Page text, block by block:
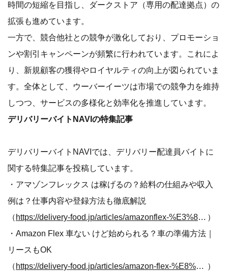
時間の短縮を目指し、ダークストア（専用の配達拠点）の
拡張も進めています。
一方で、競合他社との競争が激化しており、プロモーショ
ンや割引キャンペーンが頻繁に行われています。これによ
り、新規顧客の獲得やロイヤルティの向上が図られていま
す。全体として、ウーバーイーツは市場での競争力を維持
しつつ、サービスの多様化と効率化を推進しています。
デリバリーバイトNAVIの特集記事
デリバリーバイトNAVIでは、デリバリー配達員バイトに
関する特集記事を投稿しています。
・アマゾンフレックス は稼げるの？給料の仕組みや収入
例は？仕事内容や登録方法も徹底解説
（
https://delivery-food.jp/articles/amazonflex-%E3%82%A2%E3%83%9E%E3%82%BE%E3%83%B3%E3%83%95%E3%83%AC%E3%83%83%E3%82%AF%E3%82%B9-%E7%A8%BC%E3%81%92%E3%82%8B/ ）
・Amazon Flex 車ない けど始められる？車の準備方法｜
リースもOK
（
https://delivery-food.jp/articles/amazon-flex-%E8%BB%8A%E3%81%8C%E3%81%AA%E3%81%84/ ）